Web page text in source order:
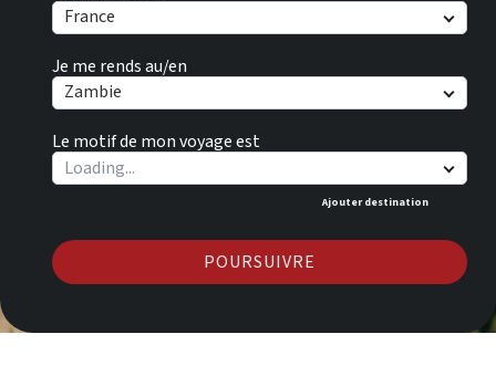
France
Je me rends au/en
Zambie
Le motif de mon voyage est
Ajouter destination
POURSUIVRE